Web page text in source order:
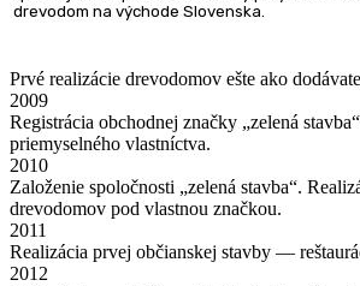
dre­vo­dom na výcho­de Slovenska.
Prvé rea­li­zá­cie dre­vo­do­mov ešte ako
2009
Regis­trá­cia obchod­nej znač­ky „zele­ná
pri­e­my­sel­né­ho vlastníctva.
2010
Zalo­že­nie spo­loč­nos­ti „zele­ná stav­ba“.
dre­vo­do­mov pod vlast­nou značkou.
2011
Rea­li­zá­cia prvej obči­an­skej stav­by —
2012